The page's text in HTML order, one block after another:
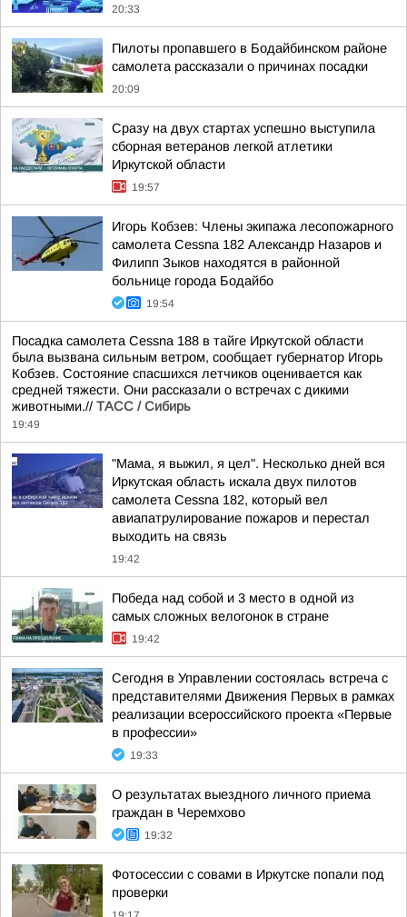
20:33
Пилоты пропавшего в Бодайбинском районе
самолета рассказали о причинах посадки
20:09
Сразу на двух стартах успешно выступила
сборная ветеранов легкой атлетики
Иркутской области
19:57
Игорь Кобзев: Члены экипажа лесопожарного
самолета Cessna 182 Александр Назаров и
Филипп Зыков находятся в районной
больнице города Бодайбо
19:54
Посадка самолета Cessna 188 в тайге Иркутской области
была вызвана сильным ветром, сообщает губернатор Игорь
Кобзев. Состояние спасшихся летчиков оценивается как
средней тяжести. Они рассказали о встречах с дикими
животными.// ТАСС / Сибирь
19:49
"Мама, я выжил, я цел". Несколько дней вся
Иркутская область искала двух пилотов
самолета Cessna 182, который вел
авиапатрулирование пожаров и перестал
выходить на связь
19:42
Победа над собой и 3 место в одной из
самых сложных велогонок в стране
19:42
Сегодня в Управлении состоялась встреча с
представителями Движения Первых в рамках
реализации всероссийского проекта «Первые
в профессии»
19:33
О результатах выездного личного приема
граждан в Черемхово
19:32
Фотосессии с совами в Иркутске попали под
проверки